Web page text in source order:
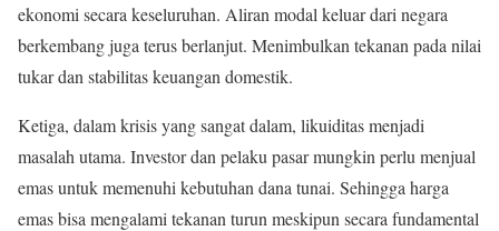
ekonomi secara keseluruhan. Aliran modal keluar dari negara
berkembang juga terus berlanjut. Menimbulkan tekanan pada nilai
tukar dan stabilitas keuangan domestik.
Ketiga, dalam krisis yang sangat dalam, likuiditas menjadi
masalah utama. Investor dan pelaku pasar mungkin perlu menjual
emas untuk memenuhi kebutuhan dana tunai. Sehingga harga
emas bisa mengalami tekanan turun meskipun secara fundamental